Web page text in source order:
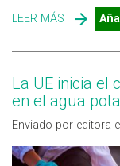
LEER MÁS SOBRE
La UE inicia el
en el agua
Enviado por editora